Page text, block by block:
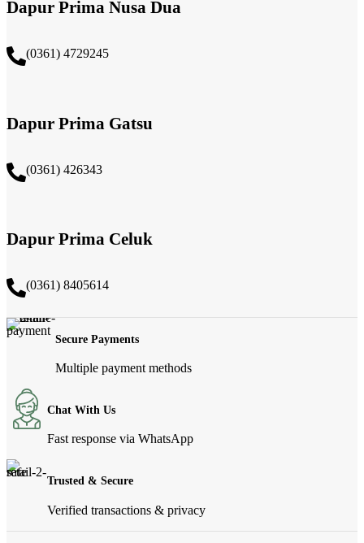
Dapur Prima Nusa Dua
(0361) 4729245
Dapur Prima Gatsu
(0361) 426343
Dapur Prima Celuk
(0361) 8405614
Secure Payments
Multiple payment methods
Chat With Us
Fast response via WhatsApp
Trusted & Secure
Verified transactions & privacy